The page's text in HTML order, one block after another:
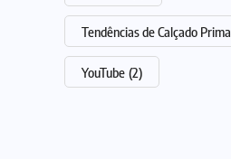
Tendências de Calçado
YouTube (2)